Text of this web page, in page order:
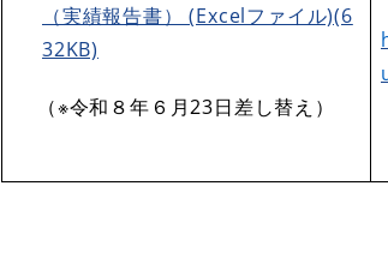
（実績報告書） (Excelファイル)(6
32KB)
（※令和８年６月23日差し替え）